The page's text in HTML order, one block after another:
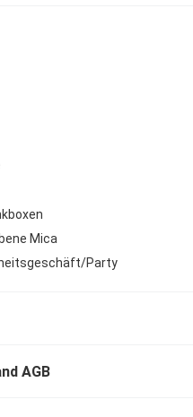
Mica
Party
AGB